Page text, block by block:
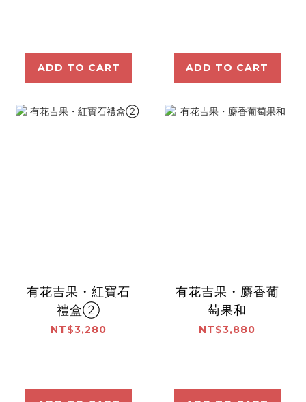
ADD TO CART ADD TO CART
有花吉果・紅寶石
禮盒②
NT$3,280
有花吉果・麝香葡
萄果和
NT$3,880